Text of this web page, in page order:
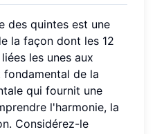
des quintes est une
la façon dont les 12
les unes aux
de la
qui fournit une
l'harmonie, la
Considérez-le